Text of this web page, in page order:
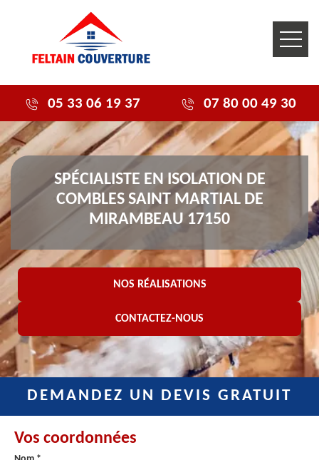
05 33 06 19 37 07 80 00 49 30
SPÉCIALISTE EN ISOLATION DE
COMBLES SAINT MARTIAL DE
MIRAMBEAU 17150
NOS RÉALISATIONS
CONTACTEZ-NOUS
DEMANDEZ UN DEVIS GRATUIT
Vos coordonnées